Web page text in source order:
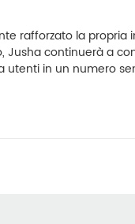
rafforzato la
continuerà a
in un numero